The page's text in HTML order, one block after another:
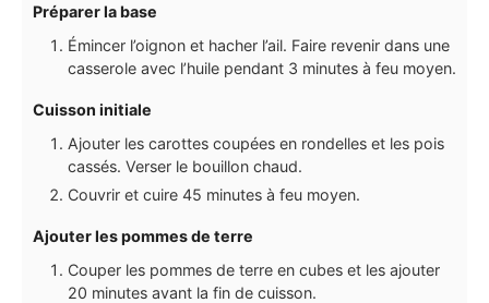
Préparer la base
Émincer l’oignon et hacher l’ail. Faire revenir dans une
casserole avec l’huile pendant 3 minutes à feu moyen.
Cuisson initiale
Ajouter les carottes coupées en rondelles et les pois
cassés. Verser le bouillon chaud.
Couvrir et cuire 45 minutes à feu moyen.
Ajouter les pommes de terre
Couper les pommes de terre en cubes et les ajouter
20 minutes avant la fin de cuisson.